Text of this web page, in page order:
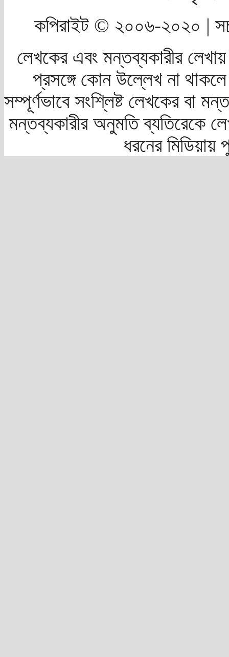
কপিরাইট © ২০০৬-২০২০ |
লেখকের এবং মন্তব্যকারীর
প্রসঙ্গে কোন উল্লেখ না
সম্পূর্ণভাবে সংশ্লিষ্ট লেখকের বা
মন্তব্যকারীর অনুমতি ব্যতিরেকে
ধরনের মিডিয়ায়